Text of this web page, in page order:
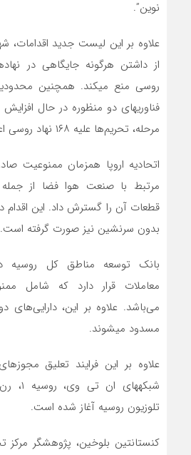
نوین”.
علاوه بر این لیست جدید اقدامات،
از داشتن هرگونه جایگاهی در
روسی منع میکند. همچنین
فناوریهای دو منظوره در حال
مرحله، تحریم‌ها علیه ۱۶۸ نهاد روسی اعمال می‌شود.
اتحادیه اروپا همزمان ممنوعیت
مرتبط با صنعت هوا فضا از جمله
قطعات آن را گسترش داد. این
بدون سرنشین نیز صورت گرفته است.
بانک توسعه مناطق کل روسیه
معاملات قرار دارد که شامل
می‌باشد. علاوه بر این، دارایی‌های
مسدود میشوند.
علاوه بر این فرایند تعلیق
تلوزیون روسیه آغاز شده است.
کنستانتین بلوخین، پژوهشگر مرکز